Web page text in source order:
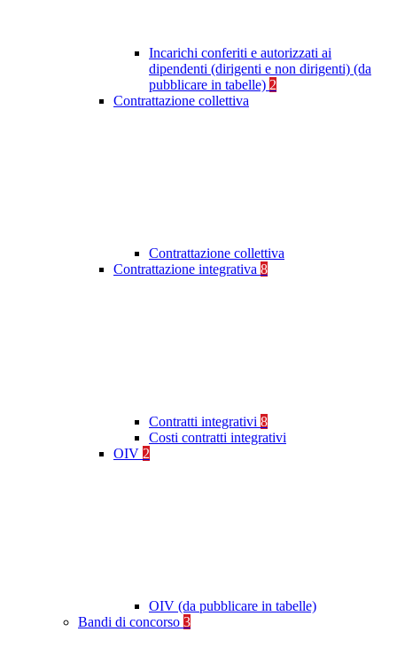
Incarichi conferiti e autorizzati ai
dipendenti (dirigenti e non dirigenti) (da
pubblicare in tabelle) 2
Contrattazione collettiva
Contrattazione collettiva
Contrattazione integrativa 8
Contratti integrativi 8
Costi contratti integrativi
OIV 2
OIV (da pubblicare in tabelle)
Bandi di concorso 3